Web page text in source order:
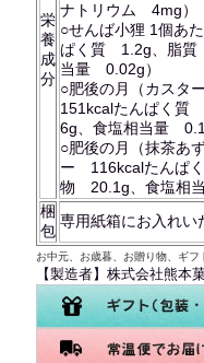
栄
養
成
分
ナトリウム 4mg）
○せんば小狸 1個あ
ぱく質 1.2g、脂
当量 0.02g）
○肥後の月（カスタ
151kcalたんぱく
6g、食塩相当量
○肥後の月（抹茶あ
ー 116kcalたんぱ
物 20.1g、食塩相
梱
包
専用紙箱にお入れい
お中元、お歳暮、お贈り物、ギフ
【製造者】株式会社熊